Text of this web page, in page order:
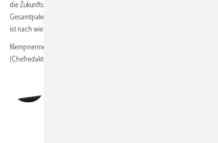
die Zukunftsfähigkeit dieses Berufs. Es bleibt zu hoffen, dass das
Gesamtpaket auch dem Nachwuchs gefällt, denn der Klempnerberuf
ist nach wie vor einer der schönsten Berufe der Welt.
Klempnermeister Andreas Buck
(Chefredakteur)